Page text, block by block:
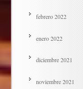
febrero 2022
enero 2022
diciembre 2021
noviembre 2021